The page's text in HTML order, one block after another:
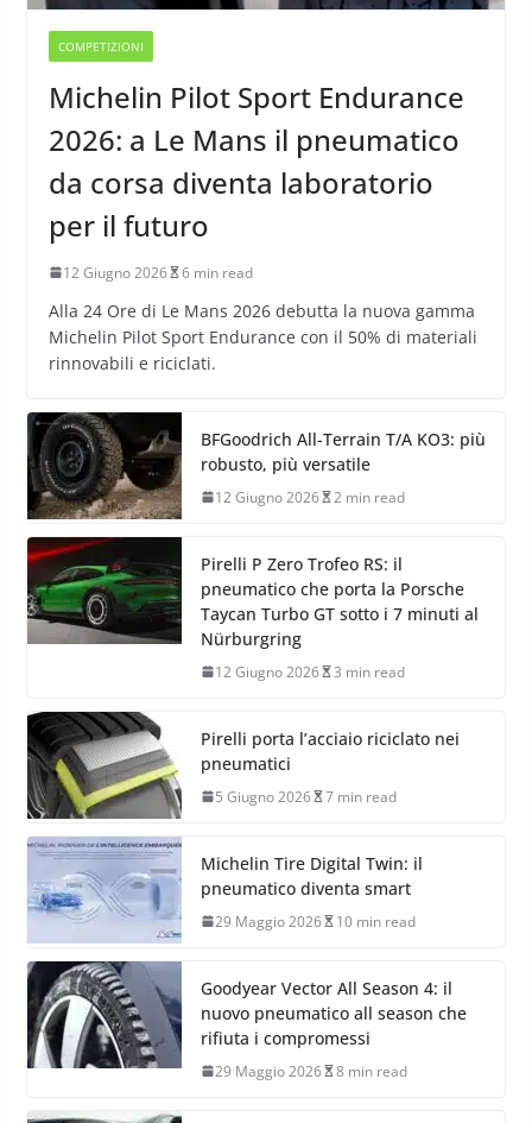
COMPETIZIONI
Michelin Pilot Sport Endurance
2026: a Le Mans il pneumatico
da corsa diventa laboratorio
per il futuro
12 Giugno 2026 6 min read
Alla 24 Ore di Le Mans 2026 debutta la nuova gamma
Michelin Pilot Sport Endurance con il 50% di materiali
rinnovabili e riciclati.
BFGoodrich All-Terrain T/A KO3: più
robusto, più versatile
12 Giugno 2026 2 min read
Pirelli P Zero Trofeo RS: il
pneumatico che porta la Porsche
Taycan Turbo GT sotto i 7 minuti al
Nürburgring
12 Giugno 2026 3 min read
Pirelli porta l’acciaio riciclato nei
pneumatici
5 Giugno 2026 7 min read
Michelin Tire Digital Twin: il
pneumatico diventa smart
29 Maggio 2026 10 min read
Goodyear Vector All Season 4: il
nuovo pneumatico all season che
rifiuta i compromessi
29 Maggio 2026 8 min read